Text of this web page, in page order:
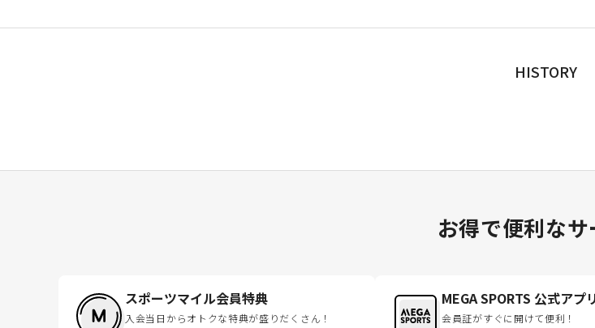
HISTORY
お得で便利なサ
スポーツマイル会員特典
入会当日からオトクな特典が盛りだくさん！
MEGA SPORTS 公式アプ
会員証がすぐに開けて便利！